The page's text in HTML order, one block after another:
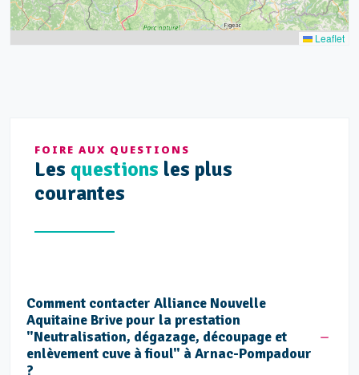
Leaflet
FOIRE AUX QUESTIONS
Les questions les plus
courantes
Comment contacter Alliance Nouvelle
Aquitaine Brive pour la prestation
"Neutralisation, dégazage, découpage et
enlèvement cuve à fioul" à Arnac-Pompadour
?